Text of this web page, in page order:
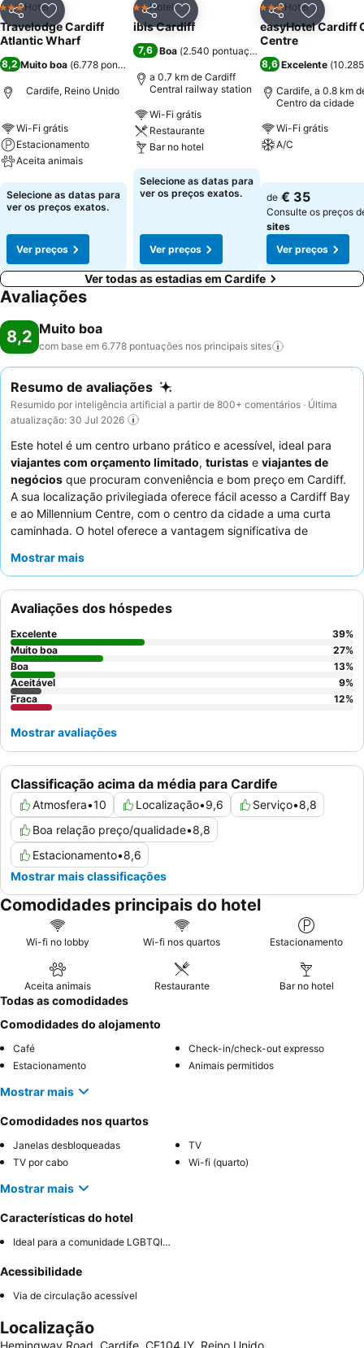
PartilharAdicionar aos favoritos
3 Estrelas
Hotel
Travelodge Cardiff
Atlantic Wharf
8,2 Muito boa (6.778 pontuações
Cardife, Reino Unido
Wi-Fi grátis
Estacionamento
Aceita animais
Ver preços
Selecione as datas para
ver os preços exatos.
Ver preços
PartilharAdicionar aos favoritos
2 Estrelas
Hotel
ibis Cardiff
7,6 Boa (2.540 pontuações
a 0.7 km de Cardiff
Central railway station
Wi-Fi grátis
Restaurante
Bar no hotel
Ver preços
Selecione as datas para
ver os preços exatos.
Ver preços
Partilhar
3 Estrelas
Hotel
easyHotel Cardiff
Centre
8,6 Excelente (
Cardife, a 0.8 km
Centro da cidade
Wi-Fi grátis
A/C
Ver preços
de € 35
Consulte os preços
sites
Ver preços
Ver todas as estadias em Cardife
Avaliações
8,2 Muito boa
com base em 6.778 pontuações nos principais sites
Resumo de avaliações
Resumido por inteligência artificial a partir de 800+ comentários · Última
atualização: 30 Jul 2026
Este hotel é um centro urbano prático e acessível, ideal para
viajantes com orçamento limitado, turistas e viajantes de
negócios que procuram conveniência e bom preço em Cardiff.
A sua localização privilegiada oferece fácil acesso a Cardiff Bay
e ao Millennium Centre, com o centro da cidade a uma curta
caminhada. O hotel oferece a vantagem significativa de
valorizada na área. Os hóspedes elogiam consistentemente o
farto e variado
. Para uma experiência mais tranquila, os
hóspedes recomendam pedir um quarto virado para o jardim.
Mostrar mais
Classificação acima da média para Cardife
Atmosfera•10 Localização•9,6 Serviço•8,8
Boa relação preço/qualidade•8,8
Estacionamento•8,6
Mostrar mais classificações
Avaliações dos hóspedes
Excelente 39%
Muito boa
27%
Boa
13%
Aceitável
9%
Fraca
12%
Mostrar avaliações
Comodidades principais do hotel
Wi-fi no lobby Wi-fi nos quartos Estacionamento
Aceita animais Restaurante Bar no hotel
Todas as comodidades
Comodidades do alojamento
Café
Check-in/check-out expresso
Estacionamento
Animais permitidos
Mostrar mais
Comodidades nos quartos
Janelas desbloqueadas
TV
TV por cabo
Wi-fi (quarto)
Mostrar mais
Características do hotel
Ideal para a comunidade LGBTQIA+
Acessibilidade
Via de circulação acessível
Localização